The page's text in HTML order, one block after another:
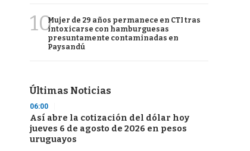
10Mujer de 29 años permanece en CTI tras
intoxicarse con hamburguesas
presuntamente contaminadas en
Paysandú
Últimas Noticias
06:00
Así abre la cotización del dólar hoy
jueves 6 de agosto de 2026 en pesos
uruguayos